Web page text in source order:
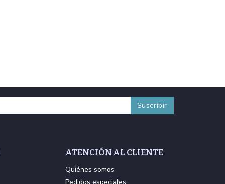
ATENCIÓN AL CLIENTE
Quiénes somos